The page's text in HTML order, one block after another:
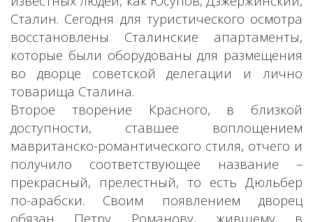
Сталин. Сегодня для туристического осмотра
восстановлены Сталинские апартаменты,
которые были оборудованы для размещения
во дворце советской делегации и лично
товарища Сталина.
Второе творение Красного, в близкой
доступности, ставшее воплощением
мавританско-романтического стиля, отчего и
получило соответствующее название –
прекрасный, прелестный, то есть Дюльбер
по-арабски. Своим появлением дворец
обязан Петру Романову, жившему в